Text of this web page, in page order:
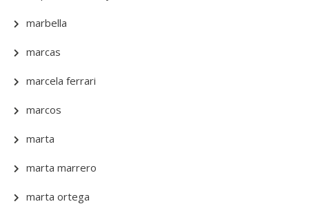
marbella
marcas
marcela ferrari
marcos
marta
marta marrero
marta ortega